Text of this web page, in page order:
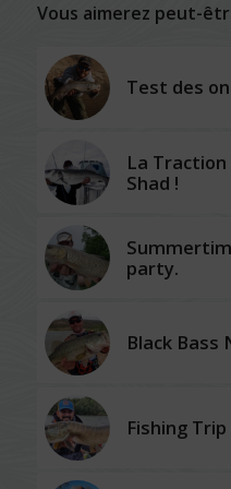
Vous aimerez peut-
Test des
La Traction
Shad !
party.
Black Bass
Fishing